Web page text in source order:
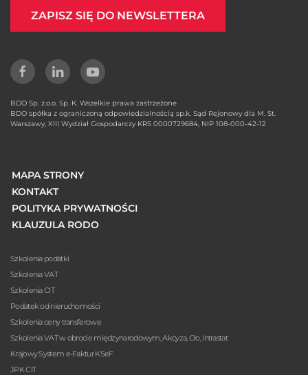
ZAPISZ SIĘ DO NEWSLETTERA
BDO Sp. z.o.o. Sp. K. Wszelkie prawa zastrzeżone
BDO spółka z ograniczoną odpowiedzialnością sp.k. Sąd Rejonowy dla M. St.
Warszawy, XIII Wydział Gospodarczy KRS 0000729684, NIP 108-000-42-12
MAPA STRONY
KONTAKT
POLITYKA PRYWATNOŚCI
KLAUZULA RODO
Szkolenia podatki
Szkolenia VAT
Szkolenia CIT
Podatek od nieruchomości
Szkolenia ceny transferowe
Szkolenia VAT w obrocie międzynarodowym, Akcyza, Cło, Intrastat
Krajowy System e-Faktur KSeF
JPK CIT